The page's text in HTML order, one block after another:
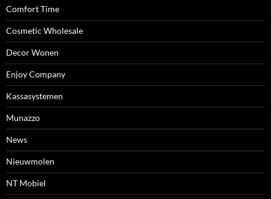
Comfort Time
Cosmetic Wholesale
Decor Wonen
Enjoy Company
Kassasystemen
Munazzo
News
Nieuwmolen
NT Mobiel